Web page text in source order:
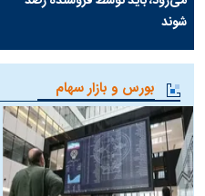
شوند
بورس و بازار سهام